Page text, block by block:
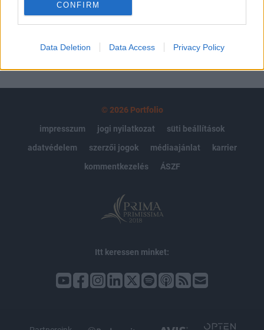
CONFIRM
Data Deletion Data Access Privacy Policy
MÁR ELŐFIZETŐNK VAGY?
© 2026 Portfolio
impresszum
jogi nyilatkozat
süti beállítások
adatvédelem
szerzői jogok médiaajánlat
karrier
kommentkezelés
ÁSZF
Itt keressen minket: